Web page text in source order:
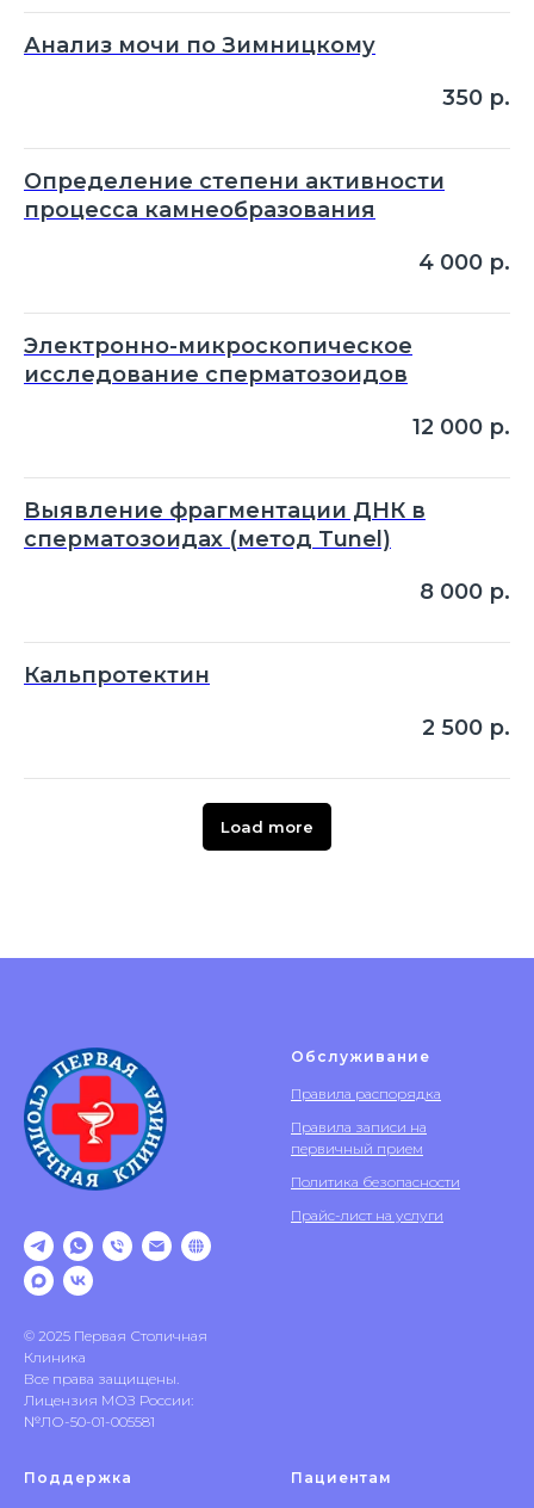
Анализ мочи по Зимницкому
350 р.
Определение степени активности
процесса камнеобразования
4 000 р.
Электронно-микроскопическое
исследование сперматозоидов
12 000 р.
Выявление фрагментации ДНК в
сперматозоидах (метод Tunel)
8 000 р.
Кальпротектин
2 500 р.
Load more
© 2025 Первая Столичная
Клиника
Все права защищены.
Лицензия МОЗ России:
№ЛО-50-01-005581
Обслуживание
Правила распорядка
Правила записи на
первичный прием
Политика безопасности
Прайс-лист на услуги
Поддержка Пациентам